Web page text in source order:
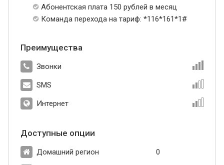
Абонентская плата 150 рублей в месяц
Команда перехода на тариф: *116*161*1#
Преимущества
Звонки
SMS
Интернет
Доступные опции
Домашний регион 0